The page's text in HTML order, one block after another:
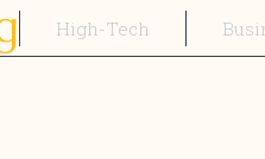
High-Tech